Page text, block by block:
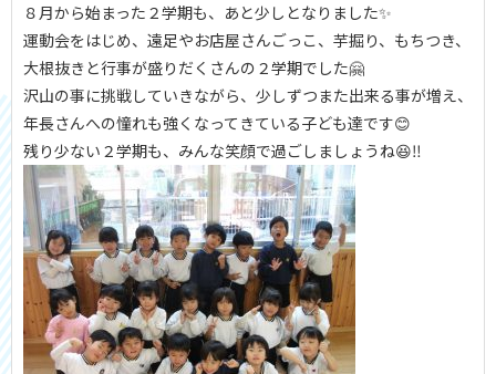
８月から始まった２学期も、あと少しとなりました✨
運動会をはじめ、遠足やお店屋さんごっこ、芋掘り、もちつき、
大根抜きと行事が盛りだくさんの２学期でした🤗
沢山の事に挑戦していきながら、少しずつまた出来る事が増え、
年長さんへの憧れも強くなってきている子ども達です😊
残り少ない２学期も、みんな笑顔で過ごしましょうね😆‼